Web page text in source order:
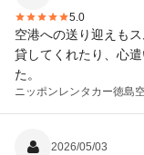
5.0
空港への送り迎えも
貸してくれたり、心
た。
ニッポンレンタカー徳島
2026/05/03